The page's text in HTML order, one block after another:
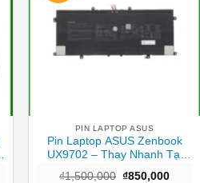
PIN LAPTOP ASUS
Pin Laptop ASUS Zenbook
UX9702 – Thay Nhanh Tại
₫1,500,000 Giá
₫850,000Giá